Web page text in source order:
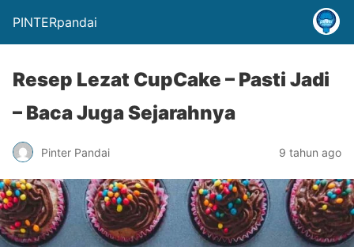
PINTERpandai
Resep Lezat CupCake – Pasti Jadi
– Baca Juga Sejarahnya
Pinter Pandai 9 tahun ago